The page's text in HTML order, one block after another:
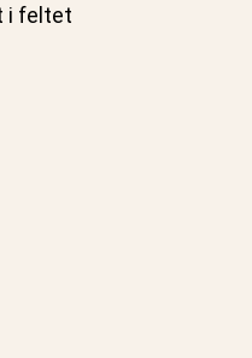
i feltet